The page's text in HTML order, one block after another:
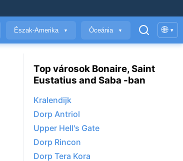
Észak-Amerika ▼ Óceánia ▼ 🌐 ▾
Top városok Bonaire, Saint
Eustatius and Saba -ban
Kralendijk
Dorp Antriol
Upper Hell's Gate
Dorp Rincon
Dorp Tera Kora